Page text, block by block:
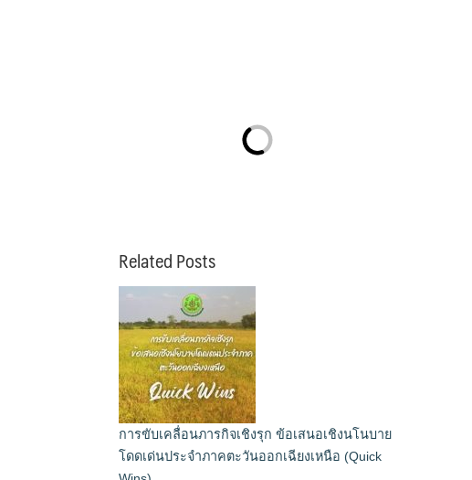
Related Posts
การขับเคลื่อนภารกิจเชิงรุก ข้อเสนอเชิงนโนบาย
โดดเด่นประจำภาคตะวันออกเฉียงเหนือ (Quick